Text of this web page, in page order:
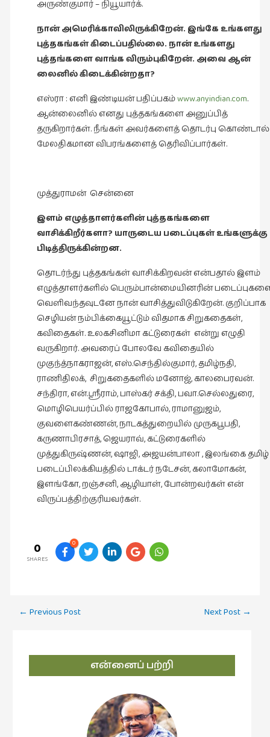
அருண்குமார் – நியூயார்க்.
நான் அமெரிக்காவிலிருக்கிறேன். இங்கே உங்களது
புத்தகங்கள் கிடைப்பதில்லை. நான் உங்களது
புத்தங்களை வாங்க விரும்புகிறேன். அவை ஆன்
லைனில் கிடைக்கின்றதா?
எஸ்ரா : எனி இண்டியன் பதிப்பகம்www.anyindian.com.
ஆன்லைனில் எனது புத்தகங்களை அனுப்பித்
தருகிறார்கள். நீங்கள் அவர்களைத் தொடர்பு கொண்டால்
மேலதிகமான விபரங்களைத் தெரிவிப்பார்கள்.
முத்துராமன் சென்னை
இளம் எழுத்தாளர்களின் புத்தகங்களை
வாசிக்கிறீர்களா? யாருடைய படைப்புகள் உங்களுக்கு
பிடித்திருக்கின்றன.
தொடர்ந்து புத்தகங்கள் வாசிக்கிறவன் என்பதால் இளம்
எழுத்தாளர்களில் பெரும்பான்மையினரின்
வெளிவந்தவுடனே நான் வாசித்துவிடுகிறேன். குறிப்பாக
செழியன் நம்பிக்கையூட்டும் விதமாக சிறுகதைகள்,
கவிதைகள். உலகசினிமா கட்டுரைகள் என்று எழுதி
வருகிறார். அவரைப் போலவே கவிதையில்
முகுந்த்நாகராஜன், எஸ்.செந்தில்குமார், தமிழ்நதி,
ராணிதிலக், சிறுகதைகளில் மனோஜ், காலபைரவன்.
சந்திரா, என்.ஸ்ரீராம், பாஸ்கர் சக்தி, பவா.செல்லதுரை,
மொழிபெயர்ப்பில் ராஜகோபால், ராமானுஜம்,
குவளைகண்ணன், நாடகத்துறையில் முருகபூபதி,
கருணாபிரசாத், ஜெயராவ், கட்டுரைகளில்
முத்துகிருஷ்ணன், ஷாஜி, அஜயன்பாலா , இலங்கை தமிழ்
படைப்பிலக்கியத்தில் டாக்டர் நடேசன், கலாமோகன்,
இளங்கோ, றஞ்சனி, ஆழியாள், போன்றவர்கள் என்
விருப்பத்திற்குரியவர்கள்.
0
SHARES
0
Post
← Previous Post Next Post →
என்னைப் பற்றி